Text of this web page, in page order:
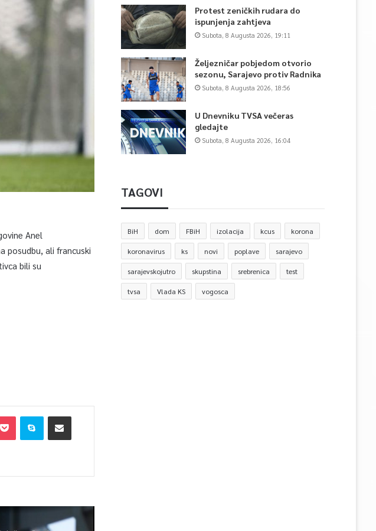
Anel
posudbu, ali francuski
bili su
Protest zeničkih rudara do
ispunjenja zahtjeva
Subota, 8 Augusta 2026, 19:11
Željezničar pobjedom otvorio
sezonu, Sarajevo protiv Radnika
Subota, 8 Augusta 2026, 18:56
U Dnevniku TVSA večeras
gledajte
Subota, 8 Augusta 2026, 16:04
TAGOVI
BiH dom FBiH izolacija kcus korona
koronavirus ks novi poplave sarajevo
sarajevskojutro skupstina srebrenica test
tvsa Vlada KS vogosca